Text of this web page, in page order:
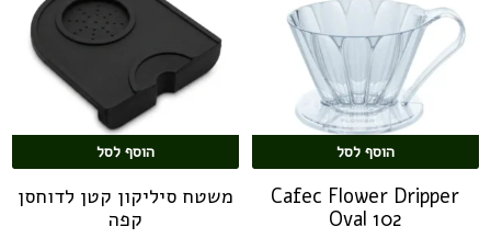
הוסף לסל
Cafec Flower Dripper
Oval 102
הוסף לסל
משטח סיליקון קטן לדוחסן
קפה